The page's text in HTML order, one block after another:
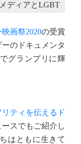
メディアとLGBT
画祭2020の受賞
のドキュメンタ
グランプリに輝
ティを伝えるド
スでもご紹介し
はともに生きて